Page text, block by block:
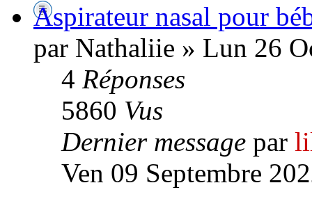
Aspirateur nasal pour
par Nathaliie » Lun 26
4 Réponses
5860 Vus
Dernier message par
Ven 09 Septembre